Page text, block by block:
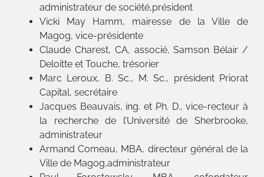
administrateur de société,président
Vicki May Hamm, mairesse de la Ville de
Magog, vice-présidente
Claude Charest, CA, associé, Samson Bélair /
Deloitte et Touche, trésorier
Marc Leroux, B. Sc., M. Sc., président Priorat
Capital, secrétaire
Jacques Beauvais, ing. et Ph. D., vice-recteur à
la recherche de l’Université de Sherbrooke,
administrateur
Armand Comeau, MBA, directeur général de la
Ville de Magog,administrateur